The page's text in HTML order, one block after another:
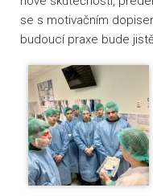
se s motivačním
budoucí praxe bude